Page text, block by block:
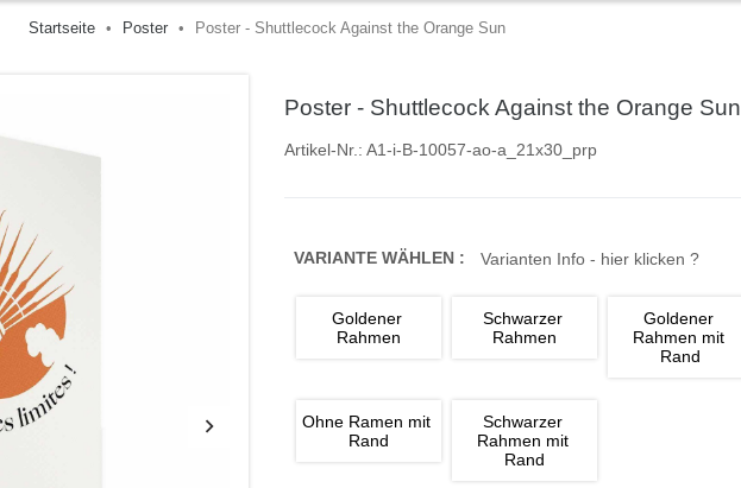
Startseite Poster Poster - Shuttlecock Against the Orange Sun
Poster - Shuttlecock Against the Orange Sun
Artikel-Nr.: A1-i-B-10057-ao-a_21x30_prp
VARIANTE WÄHLEN : Varianten Info - hier klicken ?
Goldener
Rahmen
Schwarzer
Rahmen
Goldener
Rahmen mit
Rand
Ohne Ramen mit
Rand
Schwarzer
Rahmen mit
Rand